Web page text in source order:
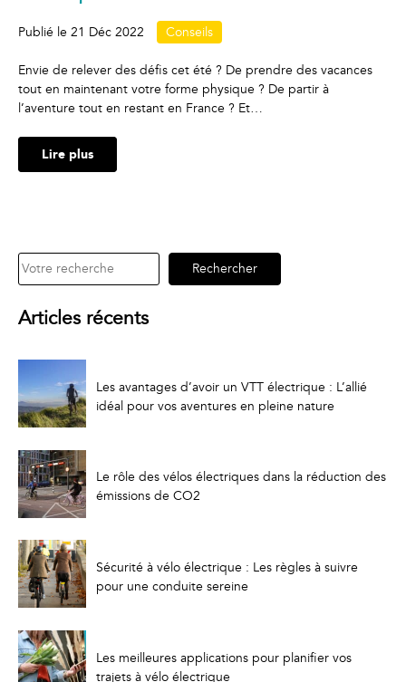
Publié le 21 Déc 2022 Conseils
Envie de relever des défis cet été ? De prendre des vacances
tout en maintenant votre forme physique ? De partir à
l’aventure tout en restant en France ? Et…
Lire plus
Rechercher Rechercher
Articles récents
Les avantages d’avoir un VTT électrique : L’allié
idéal pour vos aventures en pleine nature
Le rôle des vélos électriques dans la réduction des
émissions de CO2
Sécurité à vélo électrique : Les règles à suivre
pour une conduite sereine
Les meilleures applications pour planifier vos
trajets à vélo électrique